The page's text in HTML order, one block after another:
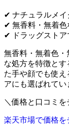
✔ ナチュラルメ
✔ 無香料・無着
✔ ドラッグスト
無香料・無着色
な処方を特徴と
た手や顔でも使
アにも選ばれてい
＼価格と口コミを
楽天市場で価格を